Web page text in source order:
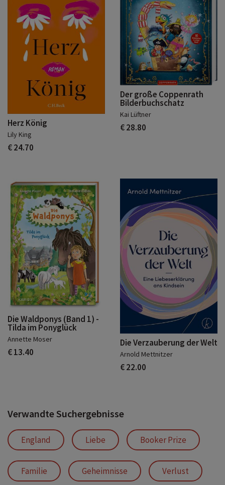
Herz König
Lily King
€ 24.70
Der große Coppenrath
Bilderbuchschatz
Kai Lüftner
€ 28.80
Die Waldponys (Band 1) -
Tilda im Ponyglück
Annette Moser
€ 13.40
Die Verzauberung der Welt
Arnold Mettnitzer
€ 22.00
Verwandte Suchergebnisse
England Liebe Booker Prize
Familie Geheimnisse Verlust